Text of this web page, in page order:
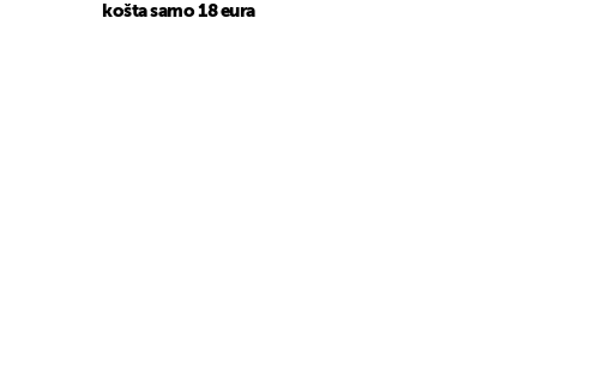
košta samo 18 eura